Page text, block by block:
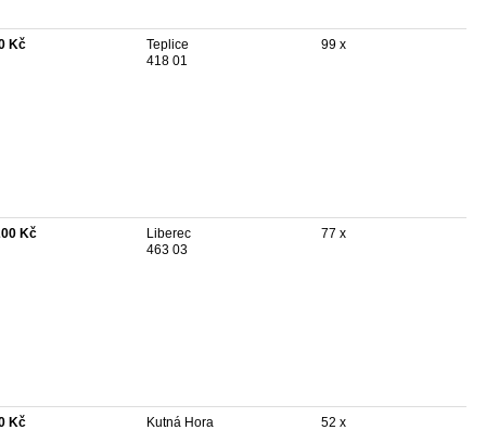
Kč
Teplice
418 01
99 x
Kč
Liberec
463 03
77 x
Kč
Kutná Hora
52 x